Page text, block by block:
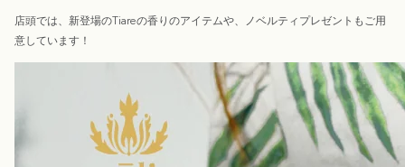
店頭では、新登場のTiareの香りのアイテムや、ノベルティプレゼントもご用
意しています！